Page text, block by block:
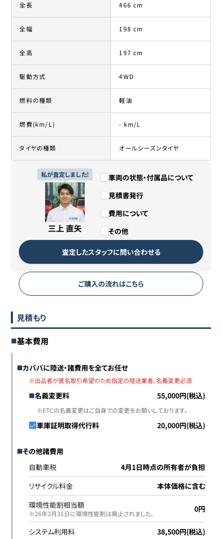
全長 466 cm
全幅 198 cm
全高 197 cm
駆動方式 4WD
燃料の種類 軽油
燃費(km/L) - km/L
タイヤの種類 オールシーズンタイヤ
私が査定しました!
三上 直矢
車両の状態・付属品について
見積書発行
費用について
その他
査定したスタッフに問い合わせる
ご購入の流れはこちら
見積もり
基本費用
カババに陸送・諸費用を全てお任せ
※出品者が匿名取引希望のため指定の陸送業者、名義変更必須
名義変更料 55,000円(税込)
※ETCの名義変更はご自身での変更をお願いしております。
車庫証明取得代行料 20,000円(税込)
その他諸費用
自動車税
4月1日時点の所有者が負担
リサイクル料金
本体価格に含む
環境性能割相当額
※26年3月31日に環境性能割は廃止されました｡ 0円
システム利用料 38,500円(税込)